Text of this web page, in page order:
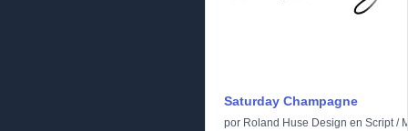
Saturday Champagne
por Roland Huse Design en Script/